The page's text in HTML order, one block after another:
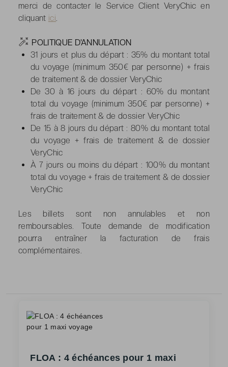
merci de contacter le Service Client VeryChic en
cliquant ici.
POLITIQUE D'ANNULATION
31 jours et plus du départ : 35% du montant total
du voyage (minimum 350€ par personne) + frais
de traitement & de dossier VeryChic
De 30 à 16 jours du départ : 60% du montant
total du voyage (minimum 350€ par personne) +
frais de traitement & de dossier VeryChic
De 15 à 8 jours du départ : 80% du montant total
du voyage + frais de traitement & de dossier
VeryChic
À 7 jours ou moins du départ : 100% du montant
total du voyage + frais de traitement & de dossier
VeryChic
Les billets sont non annulables et non
remboursables. Toute demande de modification
pourra entraîner la facturation de frais
complémentaires.
FLOA : 4 échéances pour 1 maxi